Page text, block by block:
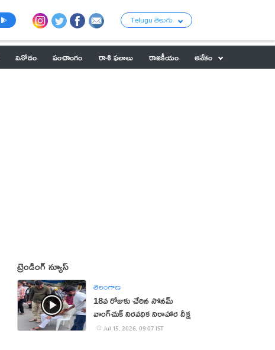
Telugu తెలుగు
వినోదం పంచాంగం రాశి ఫలాలు రాజకీయం
అనేకం
ట్రెండింగ్ న్యూస్
తెలంగాణ
18వ రోజుకు చేరిన సోనమ్
వాంగ్‌చుక్ నిరవధిక నిరాహార దీక్ష
Jul 15, 2026, 09:07 IST